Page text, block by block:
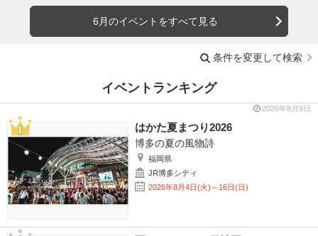
6月のイベントをすべて見る
条件を変更して検索
イベントランキング
2026年8月9日
はかた夏まつり2026
博多の夏の風物詩
福岡県
JR博多シティ
2026年8月4日(火)～16日(日)